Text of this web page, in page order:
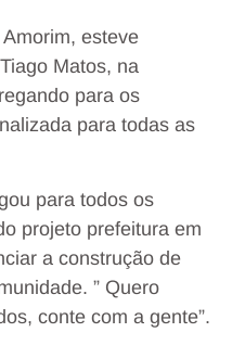
esteve
Matos, na
para os
para todas as
para todos os
projeto prefeitura em
a construção de
” Quero
conte com a gente”.